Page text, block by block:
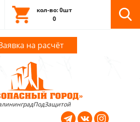
кол-во: 0шт
0
на расчёт